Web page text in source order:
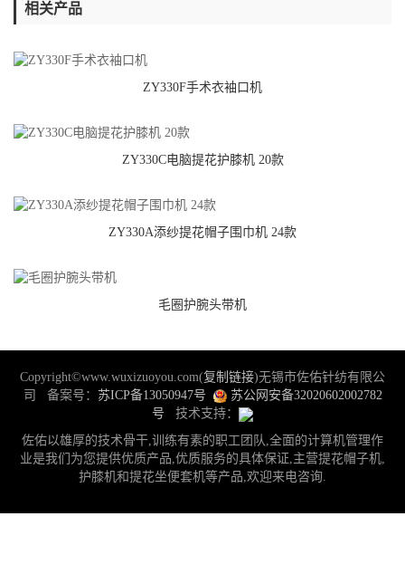
相关产品
ZY330F手术衣袖口机
ZY330C电脑提花护膝机 20款
ZY330A添纱提花帽子围巾机 24款
毛圈护腕头带机
Copyright©www.wuxizuoyou.com(复制链接)无锡市佐佑针纺有限公
司 备案号： 苏ICP备13050947号
苏公网安备32020602002782
号 技术支持：
佐佑以雄厚的技术骨干,训练有素的职工团队,全面的计算机管理作
业是我们为您提供优质产品,优质服务的具体保证,主营提花帽子机,
护膝机和提花坐便套机等产品,欢迎来电咨询.